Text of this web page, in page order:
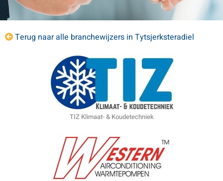
Terug naar alle branchewijzers in Tytsjerksteradiel
TIZ Klimaat- & Koudetechniek